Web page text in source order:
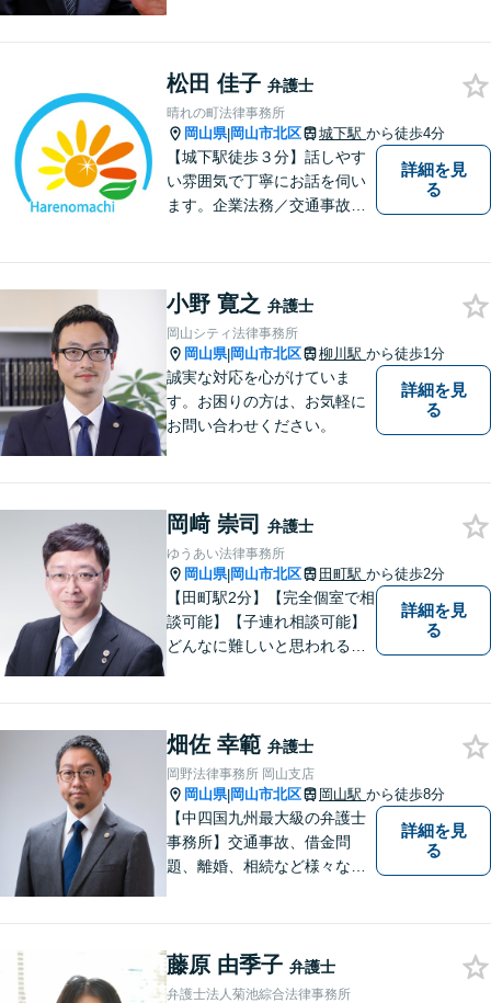
んなささいなことでも構いま
せん。お気軽にご相談くださ
い。【土曜日も受付可能】
【専用駐車場あり】
松田 佳子 弁護士
晴れの町法律事務所
岡山県|岡山市北区 城下駅 から徒歩4分
【城下駅徒歩３分】話しやす
い雰囲気で丁寧にお話を伺い
ます。企業法務／交通事故／
詳細を見
る
小野 寛之 弁護士
岡山シティ法律事務所
岡山県|岡山市北区 柳川駅 から徒歩1分
誠実な対応を心がけていま
す。お困りの方は、お気軽に
お問い合わせください。
詳細を見
る
岡﨑 崇司 弁護士
ゆうあい法律事務所
岡山県|岡山市北区 田町駅 から徒歩2分
【田町駅2分】【完全個室で相
談可能】【子連れ相談可能】
どんなに難しいと思われる案
ている皆さまの現状を良い方
向に変化させることができる
ように全力を尽くします。
詳細を見
る
畑佐 幸範 弁護士
岡野法律事務所 岡山支店
岡山県|岡山市北区 岡山駅 から徒歩8分
【中四国九州最大級の弁護士
事務所】交通事故、借金問
題、離婚、相続など様々な問
い！
詳細を見
る
藤原 由季子 弁護士
弁護士法人菊池綜合法律事務所